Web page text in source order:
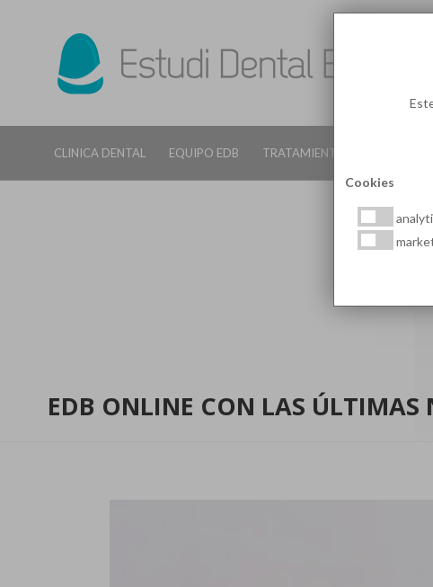
CLINICA DENTAL EQUIPO EDB TRATAMIENTOS DENTALES EN
EDB ONLINE CON LAS ÚLTIMAS
Cookies